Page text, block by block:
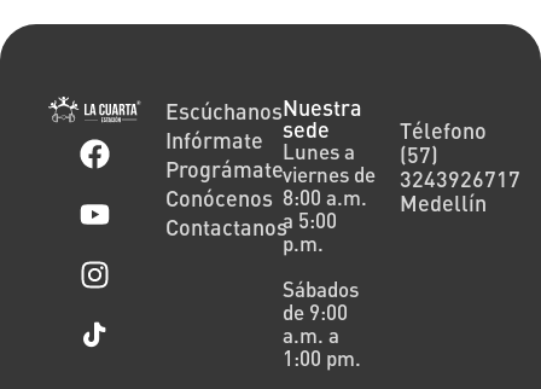
Escúchanos
Infórmate
Prográmate
Conócenos
Contactanos
Nuestra
sede
Lunes a
viernes de
8:00 a.m.
a 5:00
p.m.
Sábados
de 9:00
a.m. a
1:00 pm.
Télefono
(57)
3243926717
Medellín